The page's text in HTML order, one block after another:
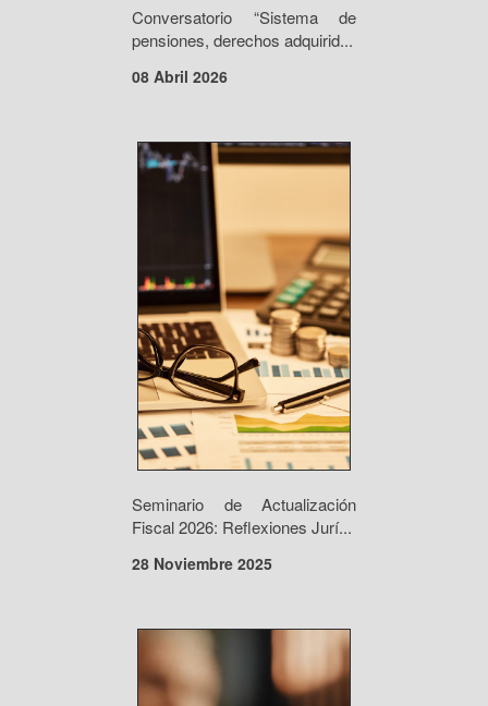
Conversatorio “Sistema de
pensiones, derechos adquirid...
08 Abril 2026
Seminario de Actualización
Fiscal 2026: Reflexiones Jurí...
28 Noviembre 2025